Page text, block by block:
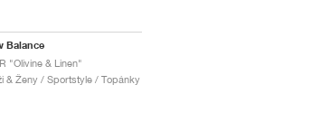
Balance
"Olivine & Linen"
& Ženy / Sportstyle / Topánky